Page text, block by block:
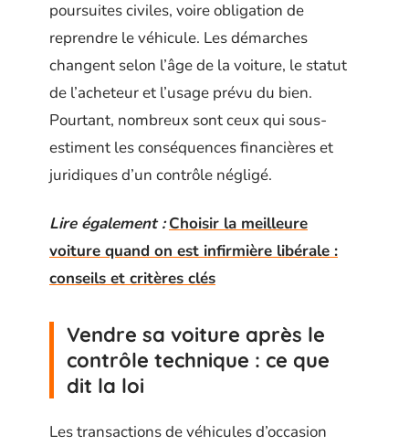
poursuites civiles, voire obligation de
reprendre le véhicule. Les démarches
changent selon l’âge de la voiture, le statut
de l’acheteur et l’usage prévu du bien.
Pourtant, nombreux sont ceux qui sous-
estiment les conséquences financières et
juridiques d’un contrôle négligé.
Lire également : Choisir la meilleure
voiture quand on est infirmière libérale :
conseils et critères clés
Vendre sa voiture après le
contrôle technique : ce que
dit la loi
Les transactions de véhicules d’occasion